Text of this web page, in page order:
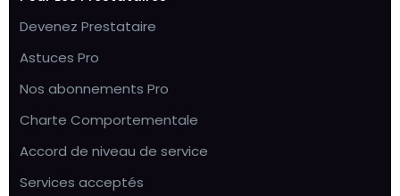
Devenez Prestataire
Astuces Pro
Nos abonnements Pro
Charte Comportementale
Accord de niveau de service
Services acceptés